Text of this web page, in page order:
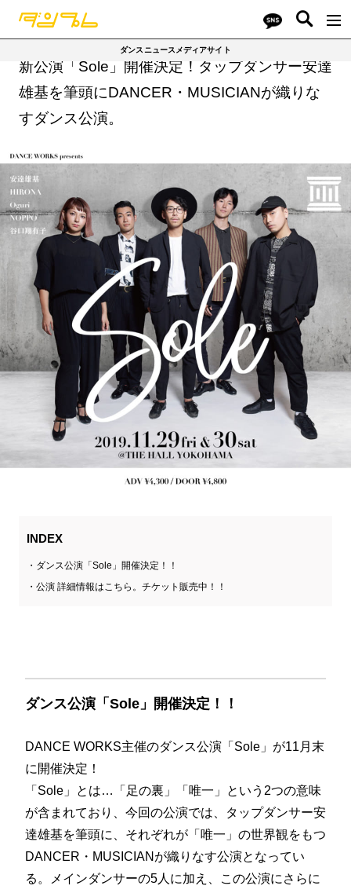
ダンスニュースメディアサイト
新公演「Sole」開催決定！タップダンサー安達
雄基を筆頭にDANCER・MUSICIANが織りな
すダンス公演。
INDEX
ダンス公演「Sole」開催決定！！
公演 詳細情報はこちら。チケット販売中！！
ダンス公演「Sole」開催決定！！
DANCE WORKS主催のダンス公演「Sole」が11月末
に開催決定！
「Sole」とは…「足の裏」「唯一」という2つの意味
が含まれており、今回の公演では、タップダンサー安
達雄基を筆頭に、それぞれが「唯一」の世界観をもつ
DANCER・MUSICIANが織りなす公演となってい
る。メインダンサーの5人に加え、この公演にさらに